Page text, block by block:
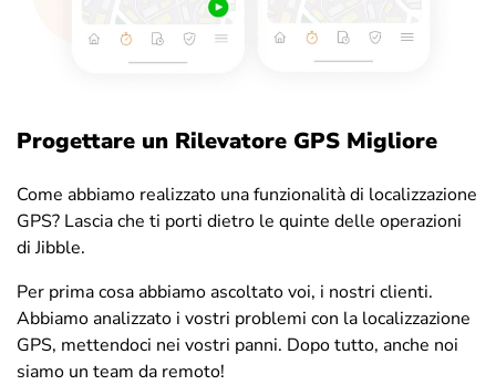
Progettare un Rilevatore GPS Migliore
Come abbiamo realizzato una funzionalità di localizzazione
GPS? Lascia che ti porti dietro le quinte delle operazioni
di Jibble.
Per prima cosa abbiamo ascoltato voi, i nostri clienti.
Abbiamo analizzato i vostri problemi con la localizzazione
GPS, mettendoci nei vostri panni. Dopo tutto, anche noi
siamo un team da remoto!